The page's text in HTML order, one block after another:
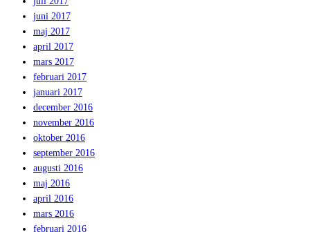
juni 2017
maj 2017
april 2017
mars 2017
februari 2017
januari 2017
december 2016
november 2016
oktober 2016
september 2016
augusti 2016
maj 2016
april 2016
mars 2016
februari 2016